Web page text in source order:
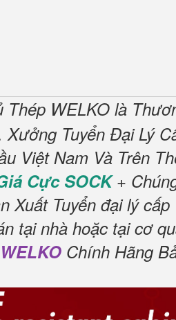
Thép WELKO là
Xưởng Tuyển Đại Lý
Việt Nam Và Trên
Cực SOCK+
Xuất Tuyển đại lý
tại nhà hoặc tại cơ
Chính Hãng